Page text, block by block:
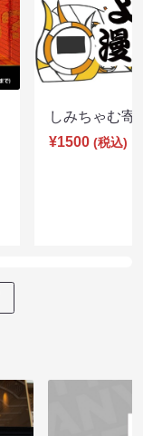
しみちゃむ
¥1500 (税込)